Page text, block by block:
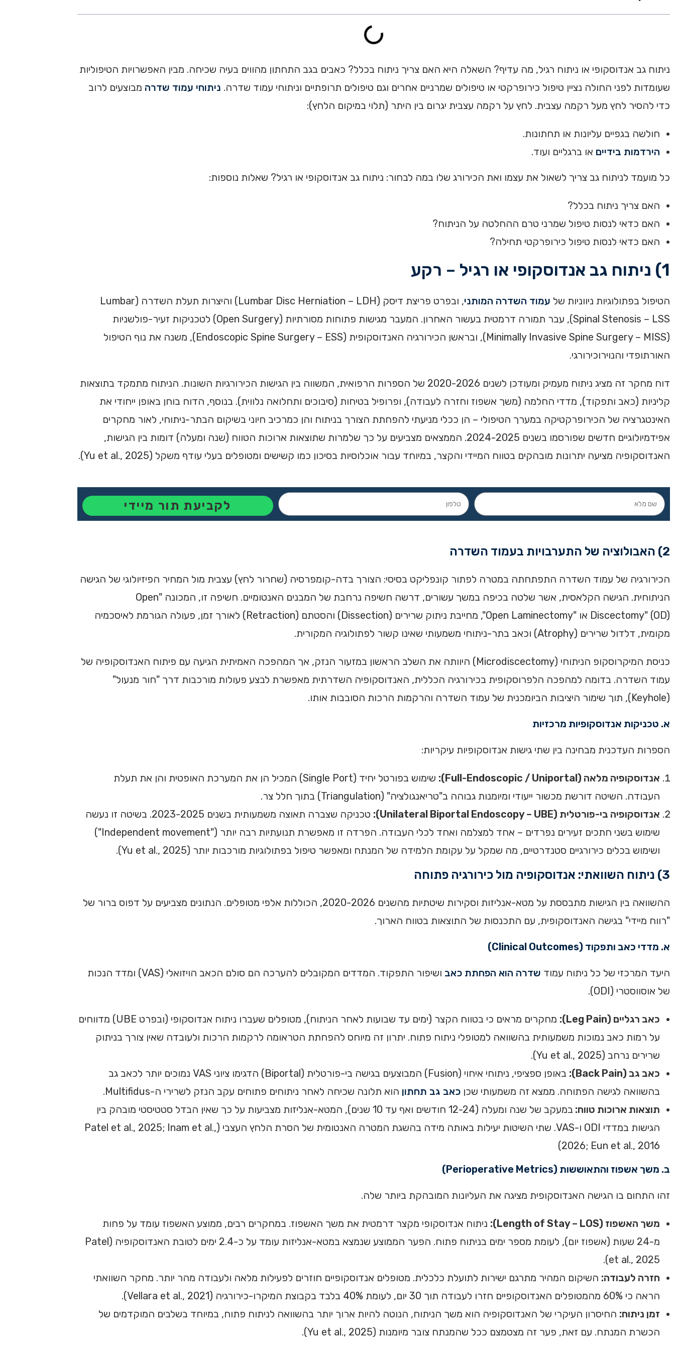
ניתוח גב אנדוסקופי או ניתוח רגיל, מה עדיף? השאלה היא האם צריך ניתוח בכלל? כאבים בגב התחתון מהווים בעיה שכיחה. מבין האפשרויות הטיפוליות
שעומדות לפני החולה נציין טיפול כירופרקטי או טיפולים שמרניים אחרים וגם טיפולים תרופתיים וניתוחי עמוד שדרה. ניתוחי עמוד שדרה מבוצעים לרוב
כדי להסיר לחץ מעל רקמה עצבית. לחץ על רקמה עצבית יגרום בין היתר (תלוי במיקום הלחץ):
חולשה בגפיים עליונות או תחתונות.
הירדמות בידיים או ברגליים ועוד.
כל מועמד לניתוח גב צריך לשאול את עצמו ואת הכירורג שלו במה לבחור: ניתוח גב אנדוסקופי או רגיל? שאלות נוספות:
האם צריך ניתוח בכלל?
האם כדאי לנסות טיפול שמרני טרם ההחלטה על הניתוח?
האם כדאי לנסות טיפול כירופרקטי תחילה?
1) ניתוח גב אנדוסקופי או רגיל – רקע
הטיפול בפתולוגיות ניווניות של עמוד השדרה המותני
, ובפרט פריצת דיסק (Lumbar Disc Herniation – LDH) והיצרות תעלת השדרה (Lumbar
Spinal Stenosis – LSS), עבר תמורה דרמטית בעשור האחרון. המעבר מגישות פתוחות מסורתיות (Open Surgery) לטכניקות זעיר-פולשניות
(Minimally Invasive Spine Surgery – MISS), ובראשן הכירורגיה האנדוסקופית (Endoscopic Spine Surgery – ESS), משנה את נוף הטיפול
האורתופדי והנוירוכירורגי.
דוח מחקר זה מציג ניתוח מעמיק ומעודכן לשנים 2020-2026 של הספרות הרפואית, המשווה בין הגישות הכירורגיות השונות. הניתוח מתמקד בתוצאות
קליניות (כאב ותפקוד), מדדי החלמה (משך אשפוז וחזרה לעבודה), ופרופיל בטיחות (סיבוכים ותחלואה נלווית). בנוסף, הדוח בוחן באופן ייחודי את
האינטגרציה של הכירופרקטיקה במערך הטיפולי – הן ככלי מניעתי להפחתת הצורך בניתוח והן כמרכיב חיוני בשיקום הבתר-ניתוחי, לאור מחקרים
אפידמיולוגיים חדשים שפורסמו בשנים 2024-2025. הממצאים מצביעים על כך שלמרות שתוצאות ארוכות הטווח (שנה ומעלה) דומות בין הגישות,
האנדוסקופיה מציעה יתרונות מובהקים בטווח המיידי והקצר, במיוחד עבור אוכלוסיות בסיכון כמו קשישים ומטופלים בעלי עודף משקל (Yu et al., 2025).
לקביעת תור מיידי
2) האבולוציה של התערבויות בעמוד השדרה
הכירורגיה של עמוד השדרה התפתחתה במטרה לפתור קונפליקט בסיסי: הצורך בדה-קומפרסיה (שחרור לחץ) עצבית מול המחיר הפיזיולוגי של הגישה
הניתוחית. הגישה הקלאסית, אשר שלטה בכיפה במשך עשורים, דרשה חשיפה נרחבת של המבנים האנטומיים. חשיפה זו, המכונה "Open
Discectomy" (OD) או "Open Laminectomy", מחייבת ניתוק שרירים (Dissection) והסטתם (Retraction) לאורך זמן, פעולה הגורמת לאיסכמיה
מקומית, דלדול שרירים (Atrophy) וכאב בתר-ניתוחי משמעותי שאינו קשור לפתולוגיה המקורית.
כניסת המיקרוסקופ הניתוחי (Microdiscectomy) היוותה את השלב הראשון במזעור הנזק, אך המהפכה האמיתית הגיעה עם פיתוח האנדוסקופיה של
עמוד השדרה. בדומה למהפכה הלפרוסקופית בכירורגיה הכללית, האנדוסקופיה השדרתית מאפשרת לבצע פעולות מורכבות דרך "חור מנעול"
(Keyhole), תוך שימור היציבות הביומכנית של עמוד השדרה והרקמות הרכות הסובבות אותו.
א. טכניקות אנדוסקופיות מרכזיות
הספרות העדכנית מבחינה בין שתי גישות אנדוסקופיות עיקריות:
אנדוסקופיה מלאה (Full-Endoscopic / Uniportal):
שימוש בפורטל יחיד (Single Port) המכיל הן את המערכת האופטית והן את תעלת
העבודה. השיטה דורשת מכשור ייעודי ומיומנות גבוהה ב"טריאנגולציה" (Triangulation) בתוך חלל צר.
אנדוסקופיה בי-פורטלית (Unilateral Biportal Endoscopy – UBE):
טכניקה שצברה תאוצה משמעותית בשנים 2023-2025. בשיטה זו נעשה
שימוש בשני חתכים זעירים נפרדים – אחד למצלמה ואחד לכלי העבודה. הפרדה זו מאפשרת תנועתיות רבה יותר ("Independent movement")
ושימוש בכלים כירורגיים סטנדרטיים, מה שמקל על עקומת הלמידה של המנתח ומאפשר טיפול בפתולוגיות מורכבות יותר (Yu et al., 2025).
3) ניתוח השוואתי: אנדוסקופיה מול כירורגיה פתוחה
ההשוואה בין הגישות מתבססת על מטא-אנליזות וסקירות שיטתיות מהשנים 2020-2026, הכוללות אלפי מטופלים. הנתונים מצביעים על דפוס ברור של
"רווח מיידי" בגישה האנדוסקופית, עם התכנסות של התוצאות בטווח הארוך.
א. מדדי כאב ותפקוד (Clinical Outcomes)
היעד המרכזי של כל ניתוח עמוד שדרה הוא הפחתת כאב
ושיפור התפקוד. המדדים המקובלים להערכה הם סולם הכאב הויזואלי (VAS) ומדד הנכות
של אוסווסטרי (ODI).
כאב רגליים (Leg Pain):
מחקרים מראים כי בטווח הקצר (ימים עד שבועות לאחר הניתוח), מטופלים שעברו ניתוח אנדוסקופי (ובפרט UBE) מדווחים
על רמות כאב נמוכות משמעותית בהשוואה למטופלי ניתוח פתוח. יתרון זה מיוחס להפחתת הטראומה לרקמות הרכות ולעובדה שאין צורך בניתוק
שרירים נרחב (Yu et al., 2025).
כאב גב (Back Pain):
באופן ספציפי, ניתוחי איחוי (Fusion) המבוצעים בגישה בי-פורטלית (Biportal) הדגימו ציוני VAS נמוכים יותר לכאב גב
בהשוואה לגישה הפתוחה. ממצא זה משמעותי שכן כאב גב תחתון הוא תלונה שכיחה לאחר ניתוחים פתוחים עקב הנזק לשרירי ה-Multifidus.
תוצאות ארוכות טווח:
במעקב של שנה ומעלה (12-24 חודשים ואף עד 10 שנים), המטא-אנליזות מצביעות על כך שאין הבדל סטטיסטי מובהק בין
הגישות במדדי ODI ו-VAS. שתי השיטות יעילות באותה מידה בהשגת המטרה האנטומית של הסרת הלחץ העצבי (Patel et al., 2025; Inam et al.,
2026; Eun et al., 2016)
ב. משך אשפוז והתאוששות (Perioperative Metrics)
זהו התחום בו הגישה האנדוסקופית מציגה את העליונות המובהקת ביותר שלה.
משך האשפוז (Length of Stay – LOS):
ניתוח אנדוסקופי מקצר דרמטית את משך האשפוז. במחקרים רבים, ממוצע האשפוז עומד על פחות
מ-24 שעות (אשפוז יום), לעומת מספר ימים בניתוח פתוח. הפער הממוצע שנמצא במטא-אנליזות עומד על כ-2.4 ימים לטובת האנדוסקופיה (Patel
et al., 2025).
חזרה לעבודה: השיקום המהיר מתרגם ישירות לתועלת כלכלית. מטופלים אנדוסקופיים חוזרים לפעילות מלאה ולעבודה מהר יותר. מחקר השוואתי
הראה כי 60% מהמטופלים האנדוסקופיים חזרו לעבודה תוך 30 יום, לעומת 40% בלבד בקבוצת המיקרו-כירורגיה (Vellara et al., 2021).
זמן ניתוח: החיסרון העיקרי של האנדוסקופיה הוא משך הניתוח, הנוטה להיות ארוך יותר בהשוואה לניתוח פתוח, במיוחד בשלבים המוקדמים של
הכשרת המנתח. עם זאת, פער זה מצטמצם ככל שהמנתח צובר מיומנות (Yu et al., 2025).